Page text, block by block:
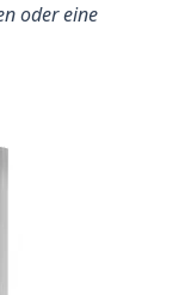
oder eine